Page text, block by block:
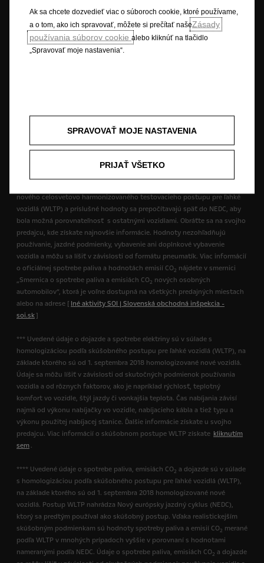
* Uvedené údaje o spotrebe paliva a emisiách CO 2sú v súlade s
homologizáciou podľa skúšobného postupu pre ľahké vozidlá (WLTP), na
základe ktorého sú od 1. septembra 2018 homologizované nové vozidlá.
Postup WLTP nahrádza Nový európsky jazdný cyklus (NEDC), ktorý sa
sa môžu líšiť v závislosti od skutočných podmienok používania
vozidla a od rôznych faktorov, ako je napríklad konkrétne vybavenie
predajcu. Viac informácií o skúšobnom postupe WLTP získate kliknutím
nového celosvetovo harmonizovaného testovacieho postupu pre ľahké
vozidlá (WLTP) a príslušné hodnoty sa prepočítavajú späť do NEDC, aby
bola možná porovnateľnosť s ostatnými vozidlami. Obráťte sa na svojho
predajcu, kde získate najnovšie informácie. Hodnoty nezohľadňujú
používanie, jazdné podmienky, vybavenie ani doplnkové vybavenie
vozidla a môžu sa líšiť v závislosti od formátu pneumatík. Viac informácií
o oficiálnej spotrebe paliva a hodnotách emisií CO2 nájdete v smernici
„Smernica o spotrebe paliva a emisiách CO2 nových osobných
automobilov“, ktorá je voľne dostupná na všetkých predajných miestach
alebo na adrese [ Iné aktivity SOI | Slovenská obchodná inšpekcia -
soi.sk]
*** Uvedené údaje o dojazde a spotrebe elektriny sú v súlade s
homologizáciou podľa skúšobného postupu pre ľahké vozidlá (WLTP), na
základe ktorého sú od 1. septembra 2018 homologizované nové vozidlá.
Údaje sa môžu líšiť v závislosti od skutočných podmienok používania
vozidla a od rôznych faktorov, ako je napríklad rýchlosť, teplotný
komfort vo vozidle, štýl jazdy či vonkajšia teplota. Čas nabíjania závisí
najmä od výkonu nabíjačky vo vozidle, nabíjacieho kábla a tiež typu a
výkonu použitej nabíjacej stanice. Ďalšie informácie získate u svojho
predajcu. Viac informácií o skúšobnom postupe WLTP získate kliknutím
sem .
**** Uvedené údaje o spotrebe paliva, emisiách CO2 a dojazde sú v súlade
s homologizáciou podľa skúšobného postupu pre ľahké vozidlá (WLTP),
na základe ktorého sú od 1. septembra 2018 homologizované nové
vozidlá. Postup WLTP nahrádza Nový európsky jazdný cyklus (NEDC),
ktorý sa predtým používal ako skúšobný postup. Vďaka realistickejším
skúšobným podmienkam sú hodnoty spotreby paliva a emisií CO2 merané
podľa WLTP v mnohých prípadoch vyššie v porovnaní s hodnotami
nameranými podľa NEDC. Údaje o spotrebe paliva, emisiách CO2 a dojazde
Ak sa chcete dozvedieť viac o súboroch cookie, ktoré používame,
a o tom, ako ich spravovať, môžete si prečítať našeZásady
používania súborov cookie alebo kliknúť na tlačidlo
„Spravovať moje nastavenia“.
SPRAVOVAŤ MOJE NASTAVENIA
PRIJAŤ VŠETKO